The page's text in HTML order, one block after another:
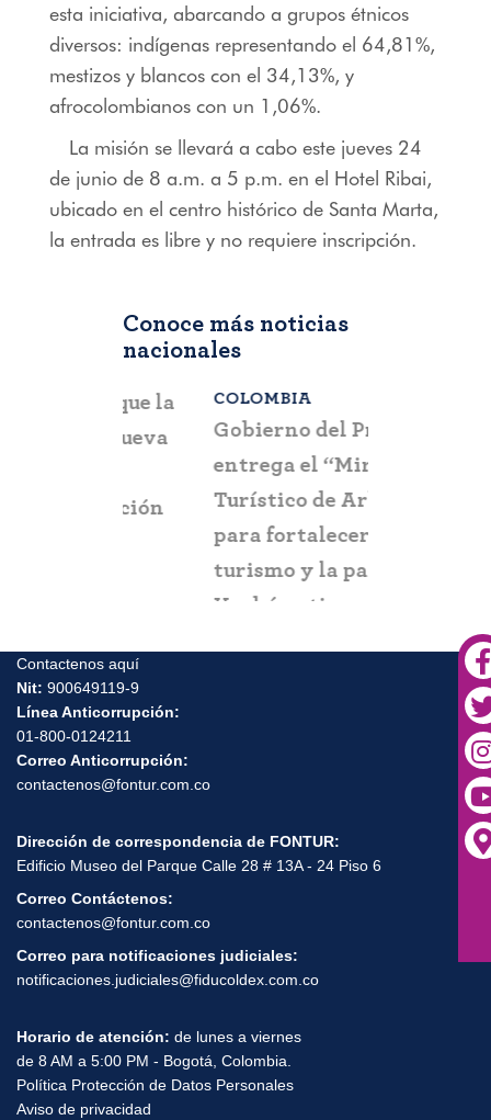
esta iniciativa, abarcando a grupos étnicos
diversos: indígenas representando el 64,81%,
mestizos y blancos con el 34,13%, y
afrocolombianos con un 1,06%.
La misión se llevará a cabo este jueves 24
de junio de 8 a.m. a 5 p.m. en el Hotel Ribai,
ubicado en el centro histórico de Santa Marta,
la entrada es libre y no requiere inscripción.
Conoce más noticias
nacionales
COLOMBIA
Gobierno del Progreso
entrega el “Mirador
Turístico de Arboletes”
para fortalecer el
turismo y la paz en el
Urabá antioqueño
Contactenos aquí
Nit:900649119-9
Línea Anticorrupción:
01-800-0124211
Correo Anticorrupción:
Dirección de correspondencia de FONTUR:
Correo Contáctenos:
Correo para notificaciones judiciales:
Horario de atención:de lunes a viernes
de 8 AM a 5:00 PM - Bogotá, Colombia.
Política Protección de Datos Personales